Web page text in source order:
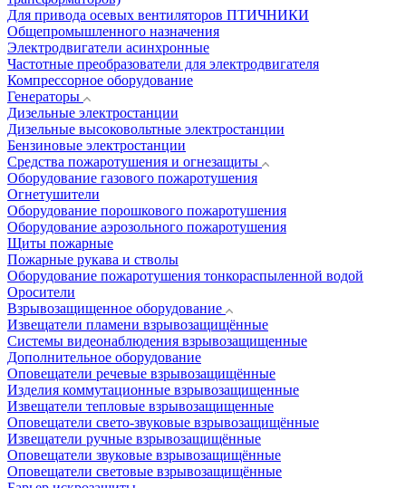
Для привода осевых вентиляторов ПТИЧНИКИ
Общепромышленного назначения
Электродвигатели асинхронные
Частотные преобразователи для электродвигателя
Компрессорное оборудование
Генераторы
Дизельные электростанции
Дизельные высоковольтные электростанции
Бензиновые электростанции
Средства пожаротушения и огнезащиты
Оборудование газового пожаротушения
Огнетушители
Оборудование порошкового пожаротушения
Оборудование аэрозольного пожаротушения
Щиты пожарные
Пожарные рукава и стволы
Оборудование пожаротушения тонкораспыленной водой
Оросители
Взрывозащищенное оборудование
Извещатели пламени взрывозащищённые
Системы видеонаблюдения взрывозащищенные
Дополнительное оборудование
Оповещатели речевые взрывозащищённые
Изделия коммутационные взрывозащищенные
Извещатели тепловые взрывозащищенные
Оповещатели свето-звуковые взрывозащищённые
Извещатели ручные взрывозащищённые
Оповещатели звуковые взрывозащищённые
Оповещатели световые взрывозащищённые